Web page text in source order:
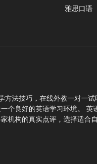
雅思口语
法技巧，在线外教一对一
个良好的英语学习环境。
机构的真实点评，选择适合